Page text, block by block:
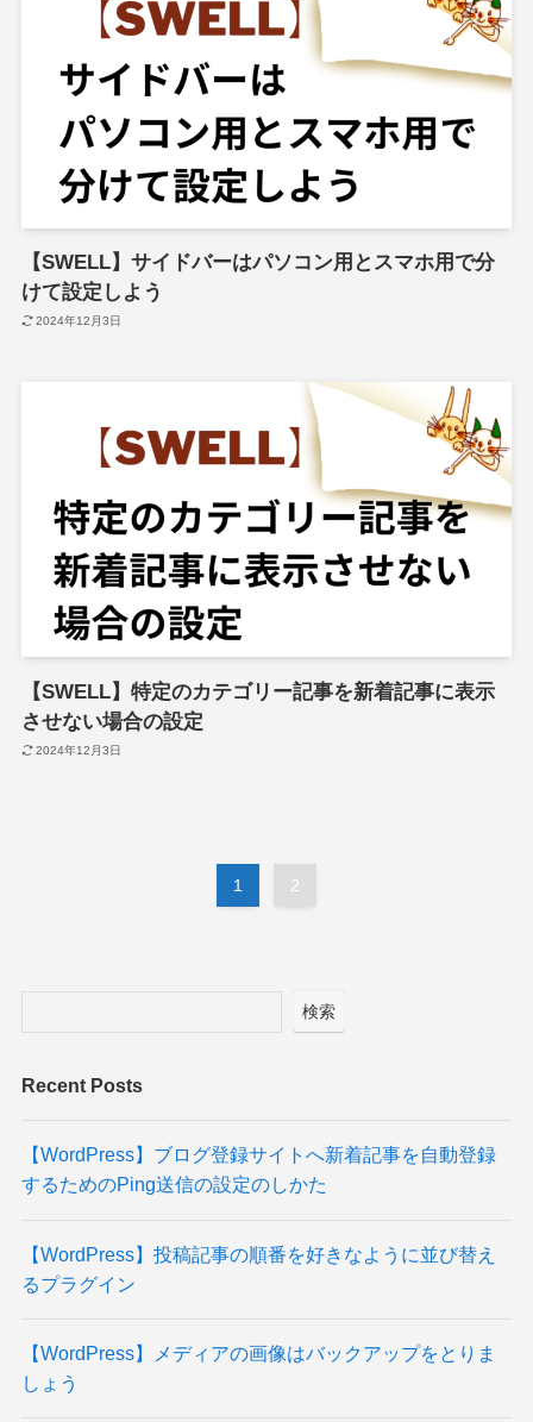
【SWELL】サイドバーはパソコン用とスマホ用で分
けて設定しよう
2024年12月3日
【SWELL】特定のカテゴリー記事を新着記事に表示
させない場合の設定
2024年12月3日
1 2
検索
Recent Posts
【WordPress】ブログ登録サイトへ新着記事を自動登録
するためのPing送信の設定のしかた
【WordPress】投稿記事の順番を好きなように並び替え
るプラグイン
【WordPress】メディアの画像はバックアップをとりま
しょう